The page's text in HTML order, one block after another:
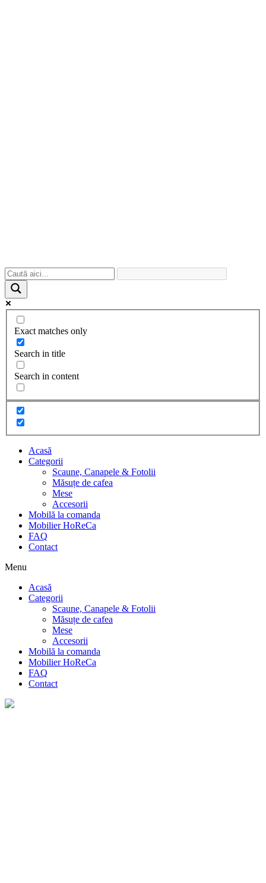
Exact matches only
Search in title
Search in content
Acasă
Categorii
Scaune, Canapele & Fotolii
Măsuțe de cafea
Mese
Accesorii
Mobilă la comanda
Mobilier HoReCa
FAQ
Contact
Menu
Acasă
Categorii
Scaune, Canapele & Fotolii
Măsuțe de cafea
Mese
Accesorii
Mobilă la comanda
Mobilier HoReCa
FAQ
Contact